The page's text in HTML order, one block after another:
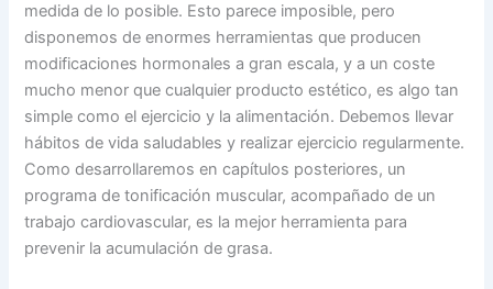
medida de lo posible. Esto parece imposible, pero
disponemos de enormes herramientas que producen
modificaciones hormonales a gran escala, y a un coste
mucho menor que cualquier producto estético, es algo tan
simple como el ejercicio y la alimentación. Debemos llevar
hábitos de vida saludables y realizar ejercicio regularmente.
Como desarrollaremos en capítulos posteriores, un
programa de tonificación muscular, acompañado de un
trabajo cardiovascular, es la mejor herramienta para
prevenir la acumulación de grasa.